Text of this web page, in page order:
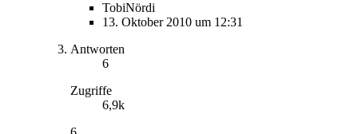
TobiNördi
13. Oktober 2010 um 12:31
Antworten
6
Zugriffe
6,9k